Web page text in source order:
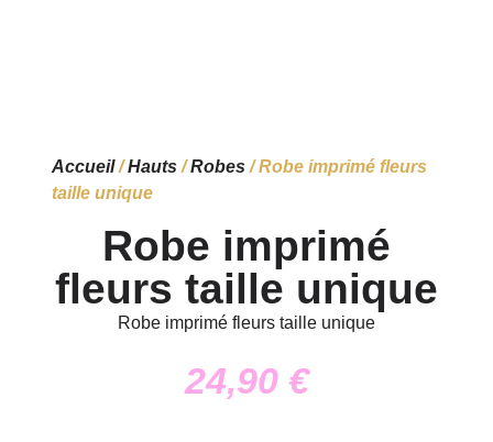
Accueil/Hauts/Robes/ Robe imprimé fleurs
taille unique
Robe imprimé
fleurs taille unique
Robe imprimé fleurs taille unique
24,90 €